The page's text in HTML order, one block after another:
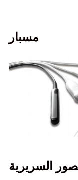
مسبار
السريرية